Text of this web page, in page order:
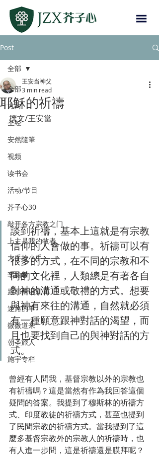
Post
全部
方向
圣经
安然隨筆
视频
读书会
活动/节目
芥子心30
敲开各方宗教之门
上主是我的牧者
大手拉小手
李翰春
跟耶稣讲新闻
迷路的羊
微微道来
朝圣旅人
施宇专栏
全部
耶穌的祈禱
王安当神父
3 min read
撰文/王安當
談到祈禱，基本上這就是有宗教
信仰的人會做的事。祈禱可以有
很多的方式，在不同的宗教和不
同的文化裡，人類總是有著各自
對神的溝通或敬禮的方式。想要
與神有來往的溝通，自然就必須
有一種願意跟神對話的渴望，而
且也要找到自己的與神對話的方
式。
曾經有人問我，基督宗教以外的宗教也
有祈禱嗎？這是當然有作為我回答這個
疑問的答案。我提到了穆斯林的祈禱方
式、印度教徒的祈禱方式，甚至也提到
了民間宗教的祈禱方式。當我提到了這
麼多基督宗教外的宗教人的祈禱時，也
有人進一步問，這是祈禱還是膜拜呢？